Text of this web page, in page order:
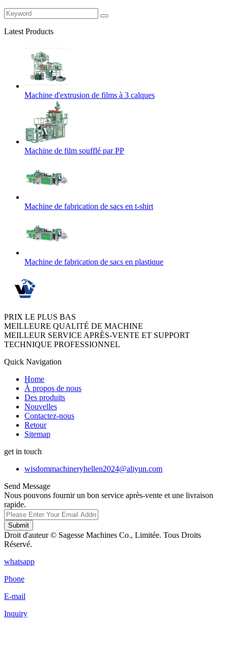
Latest Products
Machine d'extrusion de films à 3 calques
Machine de film soufflé par PP
Machine de fabrication de sacs en t-shirt
Machine de fabrication de sacs en plastique
PRIX LE PLUS BAS
MEILLEURE QUALITÉ DE MACHINE
MEILLEUR SERVICE APRÈS-VENTE ET SUPPORT
TECHNIQUE PROFESSIONNEL
Quick Navigation
Home
À propos de nous
Des produits
Nouvelles
Contactez-nous
Retour
Sitemap
get in touch
wisdommachineryhellen2024@aliyun.com
Send Message
Nous pouvons fournir un bon service après-vente et une livraison
rapide.
Submit
Droit d'auteur © Sagesse Machines Co., Limitée. Tous Droits
Réservé.
whatsapp
Phone
E-mail
Inquiry